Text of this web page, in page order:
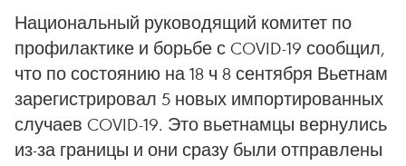
Национальный руководящий комитет по
профилактике и борьбе с COVID-19 сообщил,
что по состоянию на 18 ч 8 сентября Вьетнам
зарегистрировал 5 новых импортированных
случаев COVID-19. Это вьетнамцы вернулись
из-за границы и они сразу были отправлены